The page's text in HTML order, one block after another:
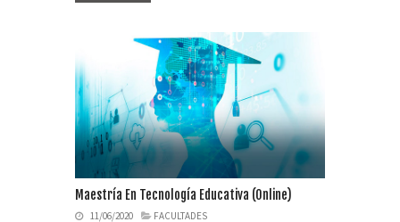
Maestría En Tecnología Educativa (online)
11/06/2020 FACULTADES